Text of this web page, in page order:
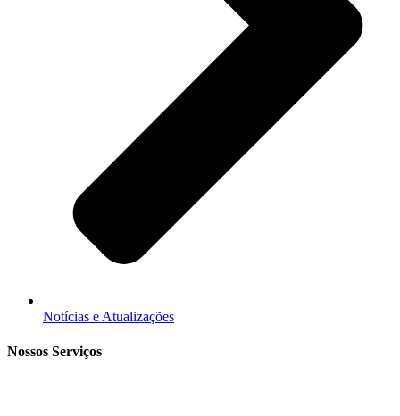
Notícias e Atualizações
Nossos Serviços